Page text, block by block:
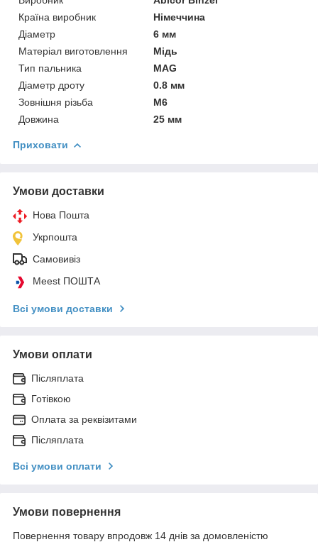
Країна виробник
Німеччина
Діаметр
6 мм
Матеріал виготовлення
Мідь
Тип пальника
MAG
Діаметр дроту
0.8 мм
Зовнішня різьба
M6
Довжина
25 мм
Приховати
Умови доставки
Нова Пошта
Укрпошта
Самовивіз
Meest ПОШТА
Всі умови доставки
Умови оплати
Післяплата
Готівкою
Оплата за реквізитами
Післяплата
Всі умови оплати
Умови повернення
Повернення товару впродовж 14 днів за домовленістю